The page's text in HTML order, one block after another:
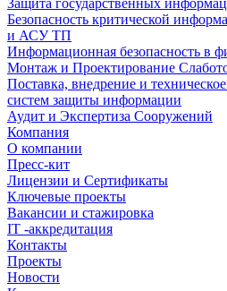
Безопасность критической
и АСУ ТП
Информационная безопасность в
Монтаж и Проектирование
Поставка, внедрение и
систем защиты информации
Аудит и Экспертиза Сооружений
Компания
О компании
Пресс-кит
Лицензии и Сертификаты
Ключевые проекты
Вакансии и стажировка
IT -аккредитация
Контакты
Проекты
Новости